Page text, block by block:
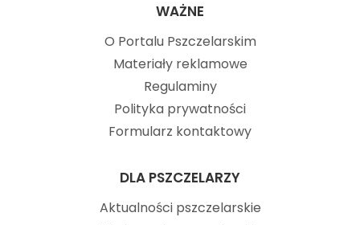
WAŻNE
O Portalu Pszczelarskim
Materiały reklamowe
Regulaminy
Polityka prywatności
Formularz kontaktowy
DLA PSZCZELARZY
Aktualności pszczelarskie